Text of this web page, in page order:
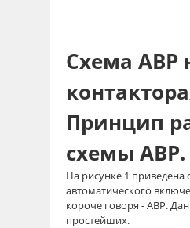
Схема АВР
Принцип
схемы АВР.
На рисунке 1 приведена
автоматического
короче говоря - АВР.
простейших.